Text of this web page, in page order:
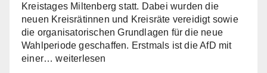
Kreistages Miltenberg statt. Dabei wurden die
neuen Kreisrätinnen und Kreisräte vereidigt sowie
die organisatorischen Grundlagen für die neue
Wahlperiode geschaffen. Erstmals ist die AfD mit
einer…AfD
weiterlesen